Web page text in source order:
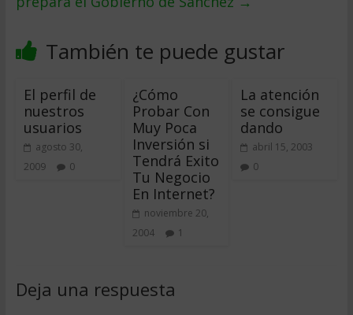
También te puede gustar
El perfil de
nuestros
usuarios
agosto 30,
2009
0
¿Cómo
Probar Con
Muy Poca
Inversión si
Tendrá Exito
Tu Negocio
En Internet?
noviembre 20,
2004
1
La atención
se consigue
dando
abril 15, 2003
0
Deja una respuesta